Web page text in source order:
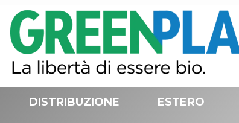
DISTRIBUZIONE ESTERO